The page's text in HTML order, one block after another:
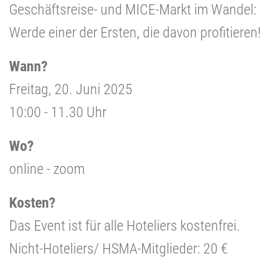
Geschäftsreise- und MICE-Markt im Wandel:
Werde einer der Ersten, die davon profitieren!
Wann?
Freitag, 20. Juni 2025
10:00 - 11.30 Uhr
Wo?
online - zoom
Kosten?
Das Event ist für alle Hoteliers kostenfrei.
Nicht-Hoteliers/ HSMA-Mitglieder: 20 €